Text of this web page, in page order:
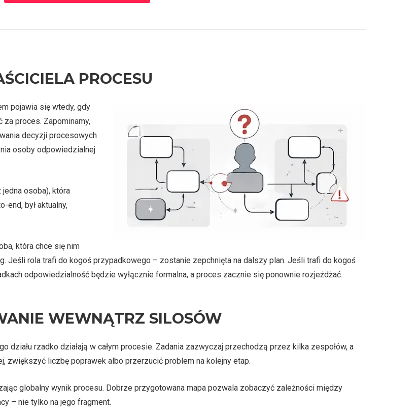
PROCESU
pojawia się wtedy, gdy
proces. Zapominamy,
decyzji procesowych
osoby odpowiedzialnej
osoba), która
end, był aktualny,
która chce się nim
Jeśli rola trafi do kogoś przypadkowego – zostanie zepchnięta na dalszy plan. Jeśli trafi do kogoś
odpowiedzialność będzie wyłącznie formalna, a proces zacznie się ponownie rozjeżdżać.
WEWNĄTRZ SILOSÓW
działu rzadko działają w całym procesie. Zadania zazwyczaj przechodzą przez kilka zespołów, a
zwiększyć liczbę poprawek albo przerzucić problem na kolejny etap.
globalny wynik procesu. Dobrze przygotowana mapa pozwala zobaczyć zależności między
– nie tylko na jego fragment.